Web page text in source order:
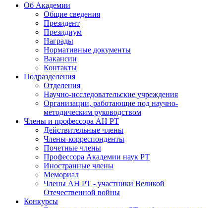
Об Академии
Общие сведения
Президент
Президиум
Награды
Нормативные документы
Вакансии
Контакты
Подразделения
Отделения
Научно-исследовательские учреждения
Организации, работающие под научно-
методическим руководством
Члены и профессора АН РТ
Действительные члены
Члены-корреспонденты
Почетные члены
Профессора Академии наук РТ
Иностранные члены
Мемориал
Члены АН РТ - участники Великой
Отечественной войны
Конкурсы